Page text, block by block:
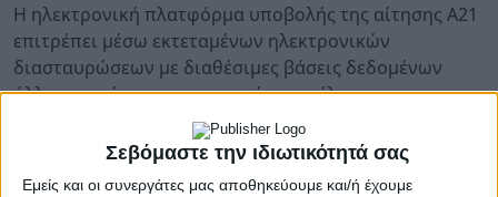
Σεβόμαστε την ιδιωτικότητά σας
Εμείς και οι συνεργάτες μας αποθηκεύουμε και/ή έχουμε
Η ηλεκτρονική πλατφόρμα υποβολής της αίτησης Α21
επιτρέπει μέσω εκτεταμένων ηλεκτρονικών
διασταυρώσεων με διαθέσιμες βάσεις δεδομένων
άλλων φορέων και υπηρεσιών, τον έλεγχο της
ακρίβειας και της ορθότητας των δηλούμενων
στοιχείων και πληροφοριών κατά το στάδιο
υποβολής της αίτησης.